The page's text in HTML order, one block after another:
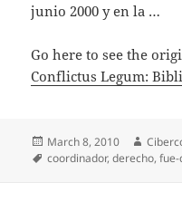
junio 2000 y en la …
Go here to see the
Conflictus Legum:
Posted
on
March 8, 2010 Author
Tags
coordinador,derecho,fue-